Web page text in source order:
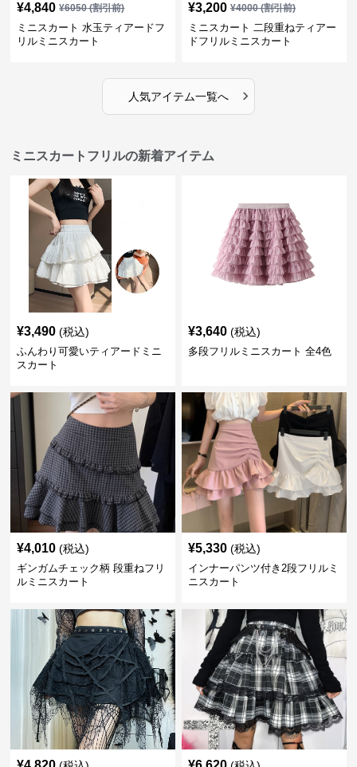
¥4,840 ¥6050(割引前)
ミニスカート 水玉ティアードフ
リルミニスカート
¥3,200 ¥4000(割引前)
ミニスカート 二段重ねティアー
ドフリルミニスカート
人気アイテム一覧へ ›
ミニスカートフリルの新着アイテム
¥3,490 (税込)
ふんわり可愛いティアードミニ
スカート
¥3,640 (税込)
多段フリルミニスカート 全4色
¥4,010 (税込)
ギンガムチェック柄 段重ねフリ
ルミニスカート
¥5,330 (税込)
インナーパンツ付き2段フリルミ
ニスカート